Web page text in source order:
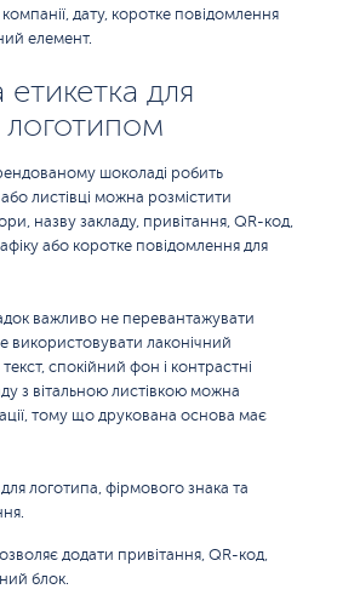
дату, коротке повідомлення
елемент.
етикетка для
шоколаді робить
листівці можна розмістити
назву закладу, привітання, QR-код,
або коротке повідомлення для
важливо не перевантажувати
використовувати лаконічний
спокійний фон і контрастні
з вітальною листівкою можна
тому що друкована основа має
для логотипа, фірмового знака та
додати привітання, QR-код,
блок.